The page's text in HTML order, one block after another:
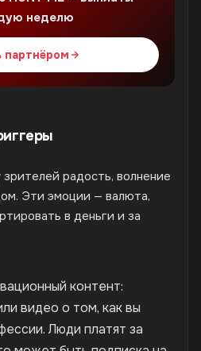
неделю
партнёром
радость, волнение
Эти эмоции — валюта,
в деньги и за
контент:
видео о том, как вы
Люди платят за